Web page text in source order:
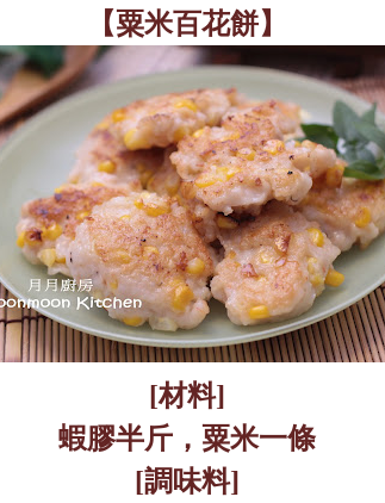
【粟米百花餅】
[材料]
蝦膠半斤，粟米一條
[調味料]